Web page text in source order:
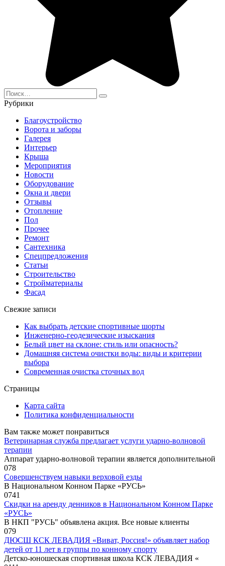
Search
for:
Рубрики
Благоустройство
Ворота и заборы
Галерея
Интерьер
Крыша
Мероприятия
Новости
Оборудование
Окна и двери
Отзывы
Отопление
Пол
Прочее
Ремонт
Сантехника
Спецпредложения
Статьи
Строительство
Стройматериалы
Фасад
Свежие записи
Как выбрать детские спортивные шорты
Инженерно-геодезические изыскания
Белый цвет на склоне: стиль или опасность?
Домашняя система очистки воды: виды и критерии
выбора
Современная очистка сточных вод
Страницы
Карта сайта
Политика конфиденциальности
Вам также может понравиться
Ветеринарная служба предлагает услуги ударно-волновой
терапии
Аппарат ударно-волновой терапии является дополнительной
078
Совершенствуем навыки верховой езды
В Национальном Конном Парке «РУСЬ»
0741
Скидки на аренду денников в Национальном Конном Парке
«РУСЬ»
В НКП "РУСЬ" объявлена акция. Все новые клиенты
079
ДЮСШ КСК ЛЕВАДИЯ «Виват, Россия!» объявляет набор
детей от 11 лет в группы по конному спорту
Детско-юношеская спортивная школа КСК ЛЕВАДИЯ «